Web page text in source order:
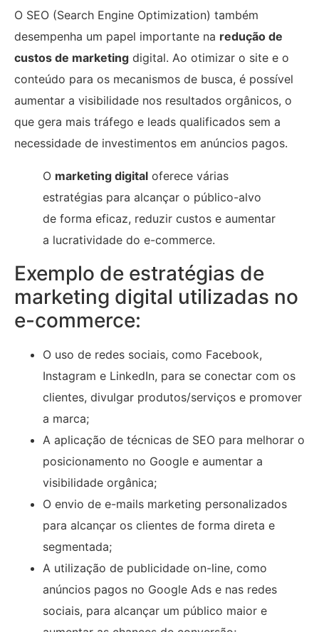
O SEO (Search Engine Optimization) também
desempenha um papel importante na redução de
custos de marketing digital. Ao otimizar o site e o
conteúdo para os mecanismos de busca, é possível
aumentar a visibilidade nos resultados orgânicos, o
que gera mais tráfego e leads qualificados sem a
necessidade de investimentos em anúncios pagos.
O marketing digital oferece várias
estratégias para alcançar o público-alvo
de forma eficaz, reduzir custos e aumentar
a lucratividade do e-commerce.
Exemplo de estratégias de
marketing digital utilizadas no
e-commerce:
O uso de redes sociais, como Facebook,
Instagram e LinkedIn, para se conectar com os
clientes, divulgar produtos/serviços e promover
a marca;
A aplicação de técnicas de SEO para melhorar o
posicionamento no Google e aumentar a
visibilidade orgânica;
O envio de e-mails marketing personalizados
para alcançar os clientes de forma direta e
segmentada;
A utilização de publicidade on-line, como
anúncios pagos no Google Ads e nas redes
sociais, para alcançar um público maior e